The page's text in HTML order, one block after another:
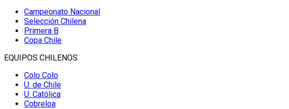
Campeonato Nacional
Selección Chilena
Primera B
Copa Chile
EQUIPOS CHILENOS
Colo Colo
U. de Chile
U. Católica
Cobreloa